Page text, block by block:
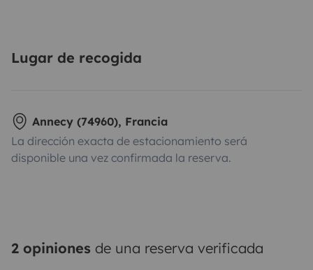
Lugar de recogida
Annecy (74960), Francia
La dirección exacta de estacionamiento será
disponible una vez confirmada la reserva.
2 opiniones de una reserva verificada